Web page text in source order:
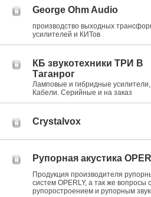
George Ohm Audio
производство выходных
усилителей и КИТов
КБ звукотехники ТРИ В
Таганрог
Ламповые и гибридные
Кабели. Серийные и на заказ
Crystalvox
Рупорная акустика
Продукция производителя
систем OPERLY, а так же вопросы
рупоростроением и рупорным